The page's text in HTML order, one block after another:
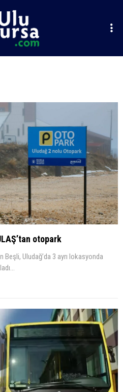
otopark
Beşli, Uludağ’da 3 ayrı lokasyonda